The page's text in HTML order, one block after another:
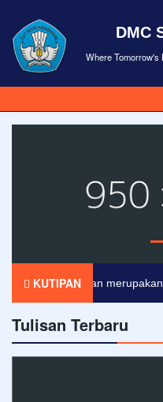
DMC
Where Tomorrow's
KUTIPAN
Pendidikan merupakan
Tulisan Terbaru